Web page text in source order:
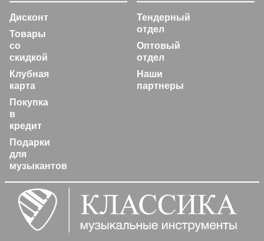
Дисконт
Товары
со
скидкой
Клубная
карта
Покупка
в
кредит
Подарки
для
музыкантов
Тендерный
отдел
Оптовый
отдел
Наши
партнеры